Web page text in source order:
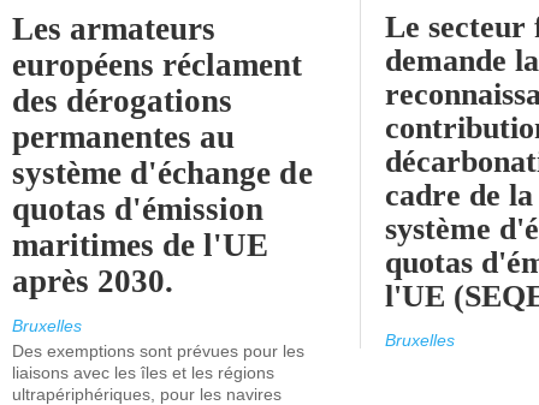
Les armateurs
européens réclament
des dérogations
permanentes au
système d'échange de
quotas d'émission
maritimes de l'UE
après 2030.
Bruxelles
Des exemptions sont prévues pour les
liaisons avec les îles et les régions
ultrapériphériques, pour les navires
Le
demande la
cadre de
système
quotas
l'UE
Bruxelles